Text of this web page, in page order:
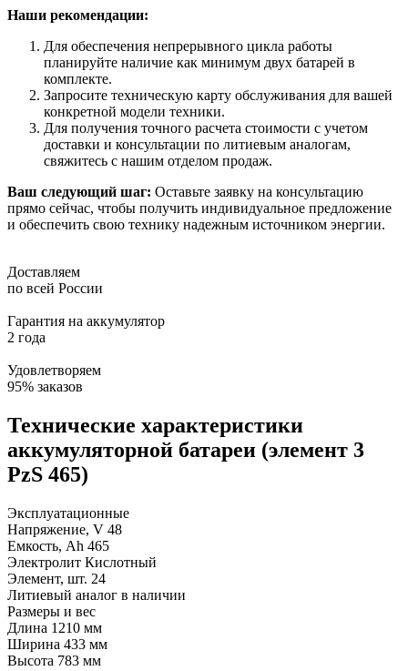
Наши рекомендации:
Для обеспечения непрерывного цикла работы
планируйте наличие как минимум двух батарей в
комплекте.
Запросите техническую карту обслуживания для вашей
конкретной модели техники.
Для получения точного расчета стоимости с учетом
доставки и консультации по литиевым аналогам,
свяжитесь с нашим отделом продаж.
Ваш следующий шаг: Оставьте заявку на консультацию
прямо сейчас, чтобы получить индивидуальное предложение
и обеспечить свою технику надежным источником энергии.
Доставляем
по всей России
Гарантия на аккумулятор
2 года
Удовлетворяем
95% заказов
Технические характеристики
аккумуляторной батареи (элемент 3
PzS 465)
Эксплуатационные
Напряжение, V 48
Емкость, Ah 465
Электролит Кислотный
Элемент, шт. 24
Литиевый аналог в наличии
Размеры и вес
Длина 1210 мм
Ширина 433 мм
Высота 783 мм